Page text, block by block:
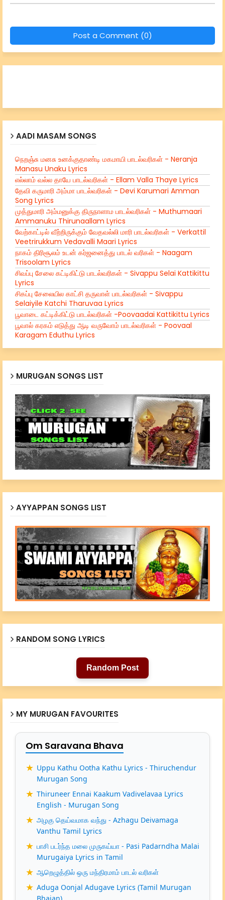
Post a Comment (0)
AADI MASAM SONGS
நெறஞ்சு மனசு உனக்குதாண்டி மகமாயி பாடல்வரிகள் - Neranja
Manasu Unaku Lyrics
எல்லாம் வல்ல தாயே பாடல்வரிகள் - Ellam Valla Thaye Lyrics
தேவி கருமாரி அம்மா பாடல்வரிகள் - Devi Karumari Amman
Song Lyrics
முத்துமாரி அம்மனுக்கு திருநாளாம பாடல்வரிகள் - Muthumaari
Ammanuku Thirunaallam Lyrics
வேற்காட்டில் வீற்றிருக்கும் வேதவல்லி மாரி பாடல்வரிகள் - Verkattil
Veetrirukkum Vedavalli Maari Lyrics
நாகம் திரிசூலம் உடன் கர்ஜனைத்து பாடல் வரிகள் - Naagam
Trisoolam Lyrics
சிவப்பு சேலை கட்டிகிட்டு பாடல்வரிகள் - Sivappu Selai Kattikittu
Lyrics
சிகப்பு சேலையில காட்சி தருவாள் பாடல்வரிகள் - Sivappu
Selaiyile Katchi Tharuvaa Lyrics
பூவாடை கட்டிக்கிட்டு பாடல்வரிகள் -Poovaadai Kattikittu Lyrics
பூவால் கரகம் எடுத்து ஆடி வருவோம் பாடல்வரிகள் - Poovaal
Karagam Eduthu Lyrics
MURUGAN SONGS LIST
AYYAPPAN SONGS LIST
RANDOM SONG LYRICS
Random Post
MY MURUGAN FAVOURITES
Om Saravana Bhava
Uppu Kathu Ootha Kathu Lyrics - Thiruchendur
Murugan Song
Thiruneer Ennai Kaakum Vadivelavaa Lyrics
English - Murugan Song
அழகு தெய்வமாக வந்து - Azhagu Deivamaga
Vanthu Tamil Lyrics
பாசி படர்ந்த மலை முருகய்யா - Pasi Padarndha Malai
Murugaiya Lyrics in Tamil
ஆறெழுத்தில் ஒரு மந்திரமாம் பாடல் வரிகள்
Aduga Oonjal Adugave Lyrics (Tamil Murugan